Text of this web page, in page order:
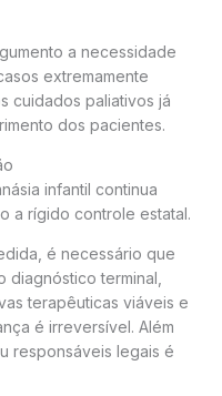
a necessidade
extremamente
cuidados paliativos já
dos pacientes.
infantil continua
a rígido controle estatal.
é necessário que
diagnóstico terminal,
terapêuticas viáveis e
é irreversível. Além
responsáveis legais é